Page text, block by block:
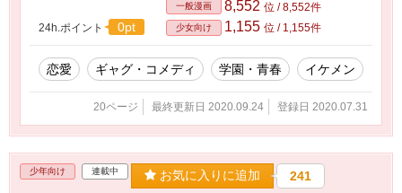
24h.ポイント 0pt
一般漫画 8,552 位 / 8,552件
少女向け 1,155 位 / 1,155件
恋愛 ギャグ・コメディ 学園・青春 イケメン
20ページ 最終更新日 2020.09.24 登録日 2020.07.31
少年向け 連載中 お気に入りに追加 241